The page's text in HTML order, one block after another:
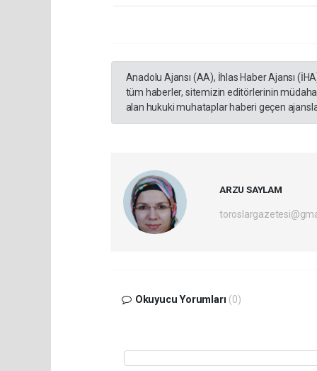
Anadolu Ajansı (AA), İhlas Haber Ajansı
tüm haberler, sitemizin editörlerinin
alan hukuki muhataplar haberi geçen
ARZU SAYLAM
Okuyucu Yorumları (0)